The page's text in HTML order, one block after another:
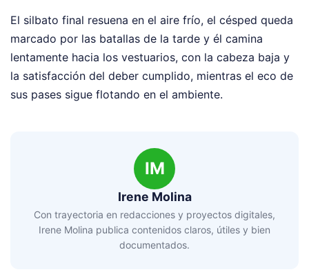
El silbato final resuena en el aire frío, el césped queda
marcado por las batallas de la tarde y él camina
lentamente hacia los vestuarios, con la cabeza baja y
la satisfacción del deber cumplido, mientras el eco de
sus pases sigue flotando en el ambiente.
IM
Irene Molina
Con trayectoria en redacciones y proyectos digitales,
Irene Molina publica contenidos claros, útiles y bien
documentados.